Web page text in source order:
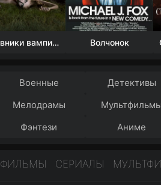
Дневники вампира (4 сезон) Волчонок
Военные Детективы
Мелодрамы Мультфильмы
Фэнтези Аниме
ФИЛЬМЫ СЕРИАЛЫ